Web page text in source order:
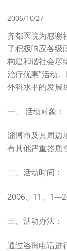
2006/10/27
齐都医院为感谢
了积极响应各级
构建和谐社会尽
治疗优惠”活动
外科水平的发展
一、 活动对象：
淄博市及其周边
有其他严重器质
二、活动时间：
2006、11、1---
三、活动办法：
通过咨询电话进